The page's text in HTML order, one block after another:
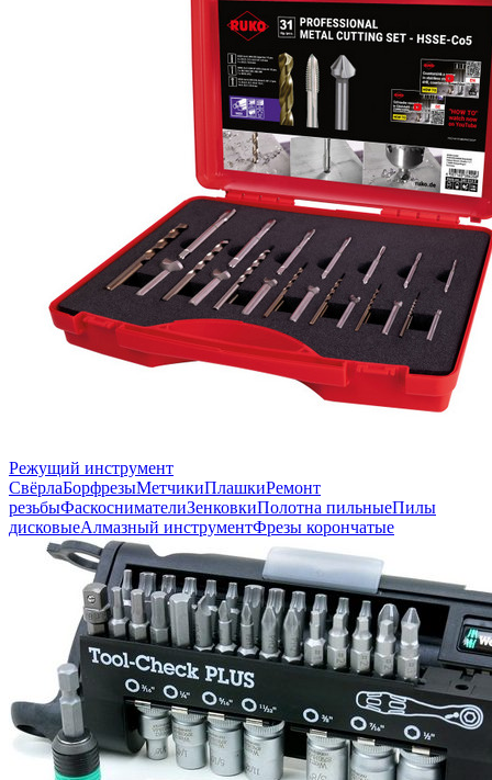
Режущий инструмент
СвёрлаБорфрезыМетчикиПлашкиРемонт
резьбыФаскоснимателиЗенковкиПолотна пильныеПилы
дисковыеАлмазный инструментФрезы корончатые